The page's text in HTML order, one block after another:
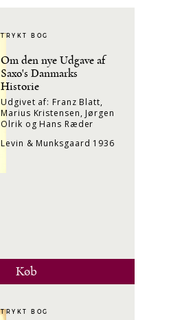
TRYKT BOG
Om den nye Udgave af
Saxo's Danmarks
Historie
Udgivet af: Franz Blatt,
Marius Kristensen, Jørgen
Olrik og Hans Ræder
Levin & Munksgaard 1936
Køb
TRYKT BOG